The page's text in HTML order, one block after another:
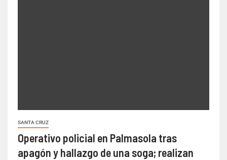
SANTA CRUZ
Operativo policial en Palmasola tras
apagón y hallazgo de una soga; realizan